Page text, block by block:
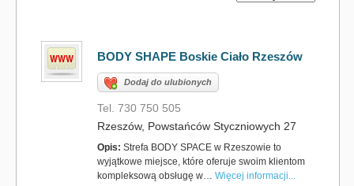
BODY SHAPE Boskie Ciało Rzeszów
Dodaj do ulubionych
Tel. 730 750 505
Rzeszów, Powstańców Styczniowych 27
Opis: Strefa BODY SPACE w Rzeszowie to
wyjątkowe miejsce, które oferuje swoim klientom
kompleksową obsługę w… Więcej informacji...